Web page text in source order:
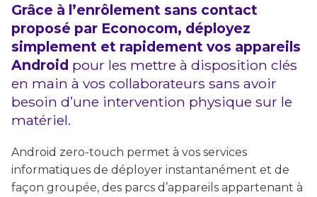
Grâce à l’enrôlement sans contact
proposé par Econocom, déployez
simplement et rapidement vos appareils
Android pour les mettre à disposition clés
en main à vos collaborateurs sans avoir
besoin d’une intervention physique sur le
matériel.
Android zero-touch permet à vos services
informatiques de déployer instantanément et de
façon groupée, des parcs d’appareils appartenant à